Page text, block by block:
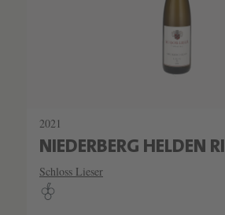
2021
NIEDERBERG HELDEN
Schloss Lieser